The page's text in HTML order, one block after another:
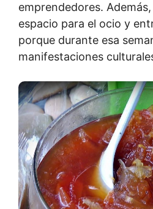
emprendedores.
espacio para el ocio y
porque durante esa
manifestaciones